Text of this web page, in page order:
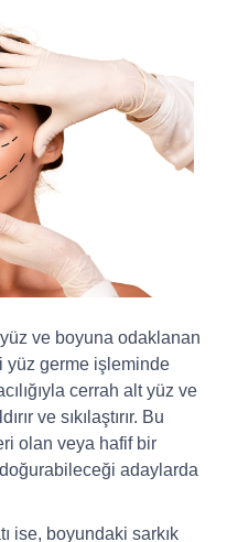
ve boyuna odaklanan
yüz germe işleminde
cerrah alt yüz ve
ve sıkılaştırır. Bu
olan veya hafif bir
adaylarda
ise, boyundaki sarkık